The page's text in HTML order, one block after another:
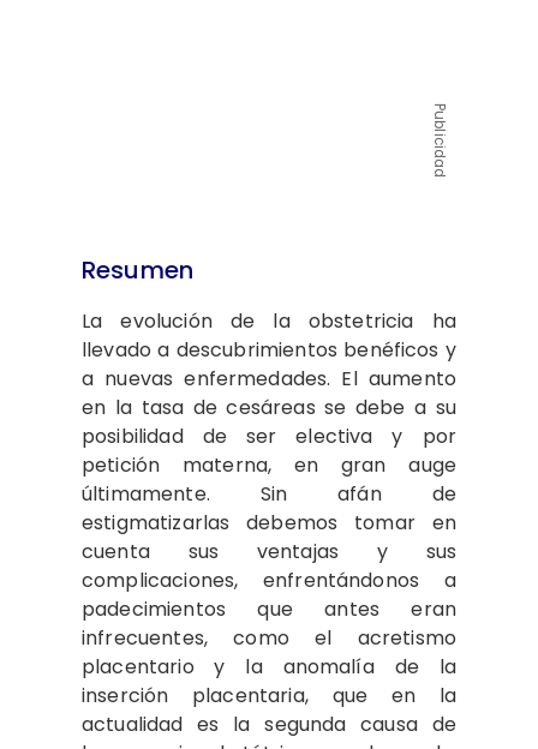
Publicidad
Resumen
La evolución de la obstetricia ha
llevado a descubrimientos benéficos y
a nuevas enfermedades. El aumento
en la tasa de cesáreas se debe a su
posibilidad de ser electiva y por
petición materna, en gran auge
últimamente. Sin afán de
estigmatizarlas debemos tomar en
cuenta sus ventajas y sus
complicaciones, enfrentándonos a
padecimientos que antes eran
infrecuentes, como el acretismo
placentario y la anomalía de la
inserción placentaria, que en la
actualidad es la segunda causa de